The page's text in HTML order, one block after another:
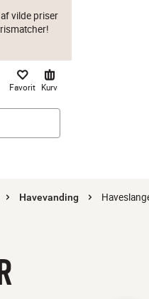
vilde priser
Favorit Kurv
Havevanding